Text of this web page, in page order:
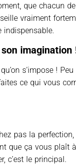
que chacun
vraiment
indispensable.
imagination
s’impose !
ce qui vous
pas la
que ça vous plaît
c’est le principal.